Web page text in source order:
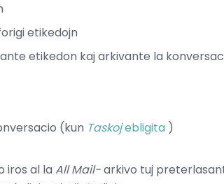
etikedojn
etikedon kaj arkivante la
(kun Taskojebligita )
iros al la All Mail-arkivo tuj